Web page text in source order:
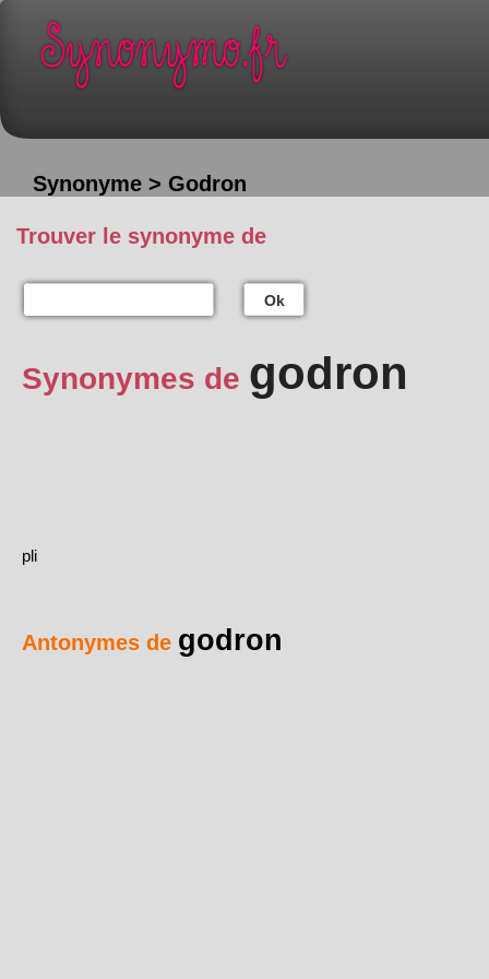
Synonyme > Godron
Trouver le synonyme de
Ok
Synonymes de godron
pli
Antonymes de godron